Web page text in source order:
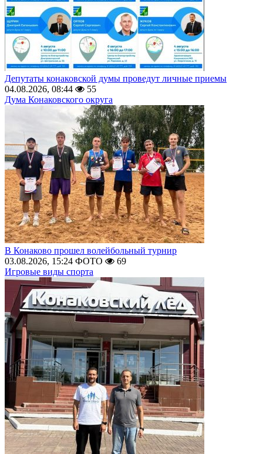
Депутаты конаковской думы проведут личные приемы
04.08.2026, 08:44
55
Дума Конаковского округа
В Конаково прошел волейбольный турнир
03.08.2026, 15:24 ФОТО
69
Игровые виды спорта